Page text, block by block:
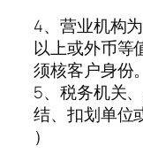
4、营业机构
以上或外币等
须核客户身份
5、税务机关
结、扣划单位
）